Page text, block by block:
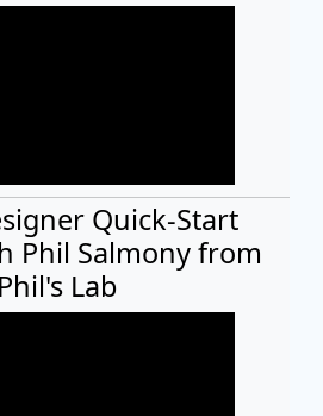
Quick-Start
Phil Salmony from
Phil's Lab